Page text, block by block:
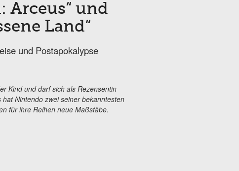
Arceus“ und
Land“
und Postapokalypse
Kind und darf sich als Rezensentin
Nintendo zwei seiner bekanntesten
für ihre Reihen neue Maßstäbe.